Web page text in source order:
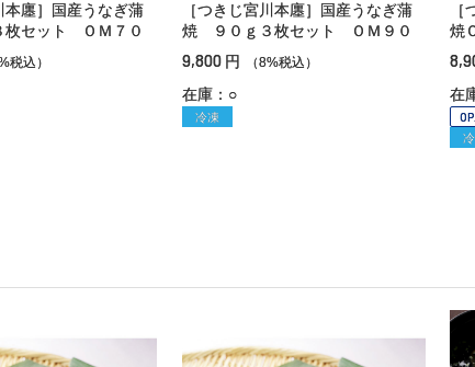
本廛］国産うなぎ蒲
セット ＯＭ７０
税込）
［つきじ宮川本廛］国産うなぎ蒲
焼 ９０ｇ３枚セット ＯＭ９０
9,800 円 （8%税込）
在庫：○
冷凍
焼
在